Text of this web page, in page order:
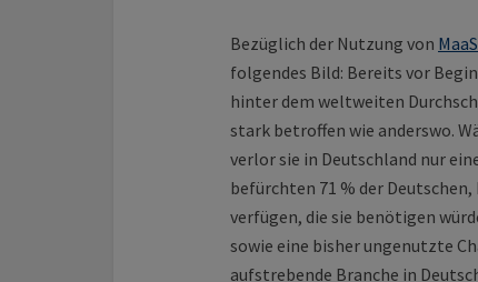
Bezüglich der Nutzung von
folgendes Bild: Bereits vor
hinter dem weltweiten
stark betroffen wie anderswo.
verlor sie in Deutschland nur
befürchten 71 % der
verfügen, die sie benötigen
sowie eine bisher ungenutzte
aufstrebende Branche in